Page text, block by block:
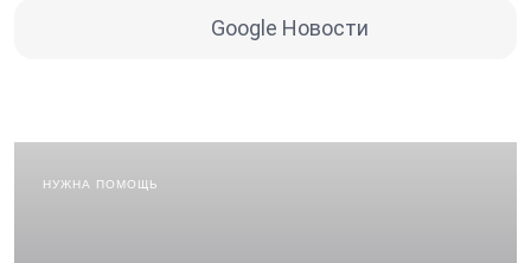
Google Новости
НУЖНА ПОМОЩЬ